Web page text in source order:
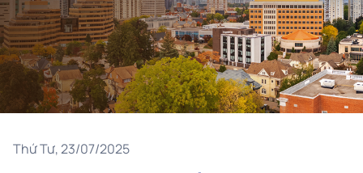
Thứ Tư, 23/07/2025